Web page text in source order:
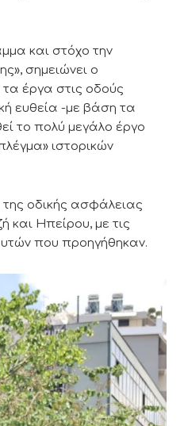
και στόχο την
σημειώνει ο
έργα στις οδούς
ευθεία -με βάση τα
το πολύ μεγάλο έργο
ιστορικών
της οδικής ασφάλειας
Ηπείρου, με τις
που προηγήθηκαν.